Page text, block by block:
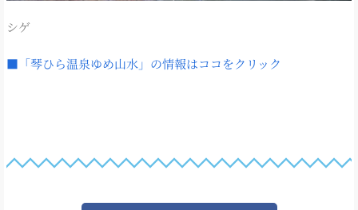
シゲ
■「琴ひら温泉ゆめ山水」の情報はココをクリック